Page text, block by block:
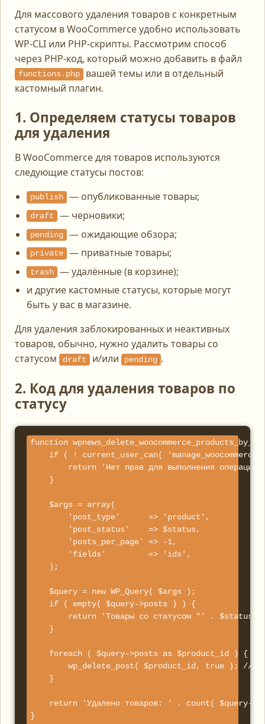
Для массового удаления товаров с конкретным
статусом в WooCommerce удобно использовать
WP-CLI или PHP-скрипты. Рассмотрим способ
через PHP-код, который можно добавить в файл
functions.php вашей темы или в отдельный
кастомный плагин.
1. Определяем статусы товаров
для удаления
В WooCommerce для товаров используются
следующие статусы постов:
publish — опубликованные товары;
draft — черновики;
pending — ожидающие обзора;
private — приватные товары;
trash — удалённые (в корзине);
и другие кастомные статусы, которые могут
быть у вас в магазине.
Для удаления заблокированных и неактивных
товаров, обычно, нужно удалить товары со
статусом
draft и/или pending .
2. Код для удаления товаров по
статусу
function
if ( ! current_user_can( 'manage_woocommerce'
return 'Нет прав для выполнения
    }
    $args = array(
        'post_type'      => 'product',
        'post_status'    => $status,
        'posts_per_page' => -1,
        'fields'         => 'ids',
    );
    $query = new WP_Query( $args );
    if ( empty( $query->posts ) ) {
return 'Товары со статусом "' . $status
    }
    foreach ( $query->posts as $product_id ) {
wp_delete_post( $product_id, true ); //
    }
return 'Удалено товаров: ' . count( $query-
}